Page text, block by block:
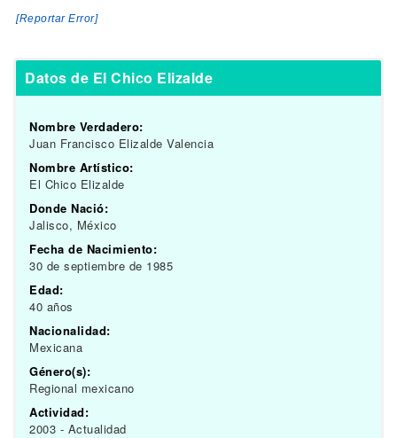
[Reportar Error]
Datos de El Chico Elizalde
Nombre Verdadero:
Juan Francisco Elizalde Valencia
Nombre Artístico:
El Chico Elizalde
Donde Nació:
Jalisco, México
Fecha de Nacimiento:
30 de septiembre de 1985
Edad:
40 años
Nacionalidad:
Mexicana
Género(s):
Regional mexicano
Actividad:
2003 - Actualidad